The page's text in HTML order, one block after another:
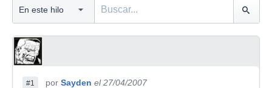
#1 por Sayden el 27/04/2007